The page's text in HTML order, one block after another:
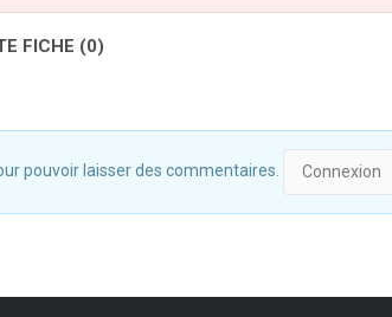
FICHE (0)
pouvoir laisser des commentaires. Connexion